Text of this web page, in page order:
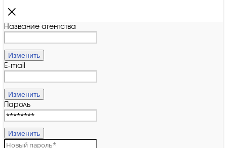
Название агентства
Изменить
E-mail
Изменить
Пароль
Изменить